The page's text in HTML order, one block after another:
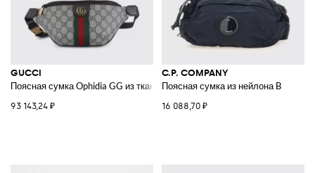
GUCCI
Поясная сумка Ophidia GG из ткани
93 143,24 ₽
C.P. COMPANY
Поясная сумка из нейлона B
16 088,70 ₽